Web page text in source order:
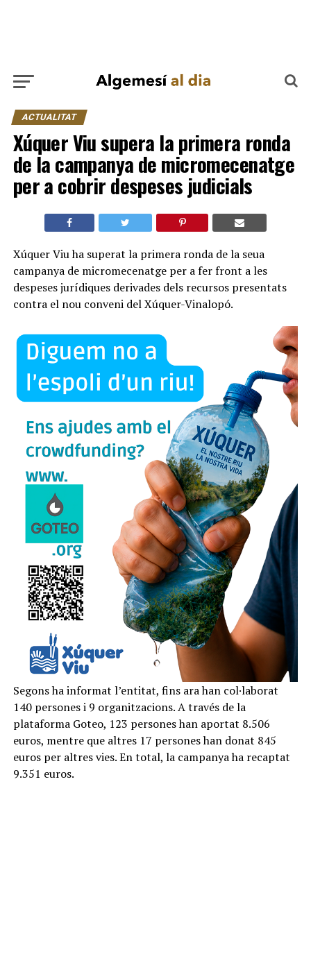
ACTUALITAT
Xúquer Viu supera la primera ronda
de la campanya de micromecenatge
per a cobrir despeses judicials
Xúquer Viu ha superat la primera ronda de la seua
campanya de micromecenatge per a fer front a les
despeses jurídiques derivades dels recursos presentats
contra el nou conveni del Xúquer-Vinalopó.
Segons ha informat l’entitat, fins ara han col·laborat
140 persones i 9 organitzacions. A través de la
plataforma Goteo, 123 persones han aportat 8.506
euros, mentre que altres 17 persones han donat 845
euros per altres vies. En total, la campanya ha recaptat
9.351 euros.